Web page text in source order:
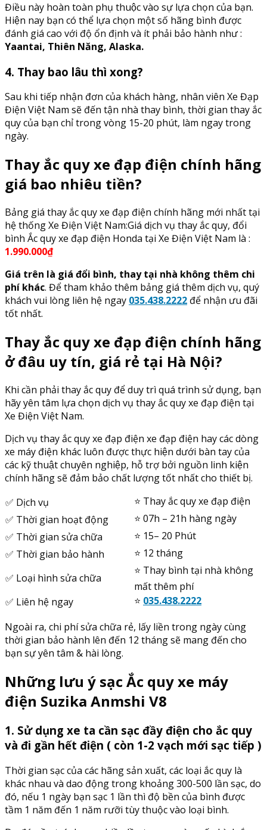
Điều này hoàn toàn phụ thuộc vào sự lựa chọn của bạn.
Hiện nay bạn có thể lựa chọn một số hãng bình được
đánh giá cao với độ ổn định và ít phải bảo hành như :
Yaantai, Thiên Năng, Alaska.
4. Thay bao lâu thì xong?
Sau khi tiếp nhận đơn của khách hàng, nhân viên Xe Đạp
Điện Việt Nam sẽ đến tận nhà thay bình, thời gian thay ắc
quy của bạn chỉ trong vòng 15-20 phút, làm ngay trong
ngày.
Thay ắc quy xe đạp điện chính hãng
giá bao nhiêu tiền?
Bảng giá thay ắc quy xe đạp điện chính hãng mới nhất tại
hệ thống Xe Điện Việt Nam:Giá dịch vụ thay ắc quy, đổi
bình Ắc quy xe đạp điện Honda tại Xe Điện Việt Nam là :
1.990.000₫
Giá trên là giá đổi bình, thay tại nhà không thêm chi
phí khác. Để tham khảo thêm bảng giá thêm dịch vụ, quý
khách vui lòng liên hệ ngay 035.438.2222 để nhận ưu đãi
tốt nhất.
Thay ắc quy xe đạp điện chính hãng
ở đâu uy tín, giá rẻ tại Hà Nội?
Khi cần phải thay ắc quy để duy trì quá trình sử dụng, bạn
hãy yên tâm lựa chọn dịch vụ thay ắc quy xe đạp điện tại
Xe Điện Việt Nam.
Dịch vụ thay ắc quy xe đạp điện xe đạp điện hay các dòng
xe máy điện khác luôn được thực hiện dưới bàn tay của
các kỹ thuật chuyên nghiệp, hỗ trợ bởi nguồn linh kiện
chính hãng sẽ đảm bảo chất lượng tốt nhất cho thiết bị.
✅ Dịch vụ
⭐️ Thay ắc quy xe đạp điện
✅ Thời gian hoạt động
⭐️ 07h – 21h hàng ngày
✅ Thời gian sửa chữa
⭐️ 15– 20 Phút
✅ Thời gian bảo hành
⭐️ 12 tháng
✅ Loại hình sửa chữa
⭐️ Thay bình tại nhà không
mất thêm phí
✅ Liên hệ ngay
⭐️ 035.438.2222
Ngoài ra, chi phí sửa chữa rẻ, lấy liền trong ngày cùng
thời gian bảo hành lên đến 12 tháng sẽ mang đến cho
bạn sự yên tâm & hài lòng.
Những lưu ý sạc Ắc quy xe máy
điện Suzika Anmshi V8
1. Sử dụng xe ta cần sạc đầy điện cho ắc quy
và đi gần hết điện ( còn 1-2 vạch mới sạc tiếp )
Thời gian sạc của các hãng sản xuất, các loại ắc quy là
khác nhau và dao động trong khoảng 300-500 lần sạc, do
đó, nếu 1 ngày bạn sạc 1 lần thì độ bền của bình được
tầm 1 năm đến 1 năm rưỡi tùy thuộc vào loại bình.